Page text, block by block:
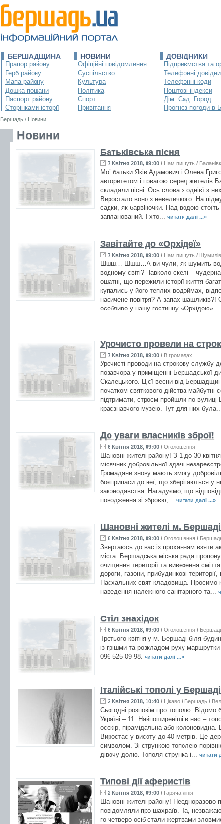
БЕРШАДЩИНА
Прапор району
Герб району
Мапа району
Дошка пошани
Паспорт району
Сторінками історії
НОВИНИ
Офіційні повідомлення
Суспільство
Культура
Політика
Спорт
Привітання
ДОВІДНИКИ
Підприємства та
Телефонні
Телефонні коди
Поштові індекси
Дім. Сад. Город.
Прогноз погоди в
Бершадь / Новини
Новини
Батьківська пісня
7 Квітня 2018, 09:00 / Нам пишуть /
Мої батьки Яків Адамович і Олена
авторитетом і повагою серед жителів
складали пісні. Ось слова з однієї з
Виростало воно з невеличкого. На
садки, як барвіночки. Над водою
запланований. І хто... читати далі ...»
Завітайте до «Орхідеї»
7 Квітня 2018, 09:00 / Нам пишуть / Шумилів
Шшш… Шшш…А ви чули, як шумить
водному світі? Навколо скелі –
ошатні, що пережили історії життя
купались у його теплих водоймах,
насичене повітря? А запах шашликів?!
особливо у нашу гостинну
Урочисто провели на
7 Квітня 2018, 09:00 / В громадах
Урочисті проводи на строкову службу
позавчора у приміщенні Бершадської
Скалецького. Цієї весни від
початком святкового дійства майбутні
підтримати, строєм пройшли по вулиці
краєзнавчого музею. Тут для них
До уваги власників зброї!
6 Квітня 2018, 09:00 / Оголошення
Шановні жителі району! З 1 до 30
місячник добровільної здачі
Громадяни знову мають змогу
боєприпаси до неї, що зберігаються у
законодавства. Нагадуємо, що
поводження зі зброєю,... читати далі ...»
Шановні жителі м.
6 Квітня 2018, 09:00 / Оголошення /
Звертаюсь до вас із проханням взяти
міста. Бершадська міська рада
очищення території та вивезення
дороги, газони, прибудинкові
Пасхальних свят кладовища. Просимо
наведення належного санітарного та...
Стіл знахідок
6 Квітня 2018, 09:00 / Оголошення /
Третього квітня у м. Бершаді біля
із грішми та розкладом руху
096-525-09-98. читати далі ...»
Італійські тополі у Бершаді
2 Квітня 2018, 10:40 / Цікаво / Бершадь /
Сьогодні розповім про тополю. Відомо
Україні – 11. Найпоширеніші в нас –
осокір, пірамідальна або
Виростає у висоту до 40 метрів. Це
символом. Зі стрункою тополею
дівочу долю. Тополя струнка і... читати
Типові дії аферистів
2 Квітня 2018, 09:00 / Гаряча лінія
Шановні жителі району! Неодноразово
повідомляли про шахраїв. Та,
го четверо осіб стали жертвами